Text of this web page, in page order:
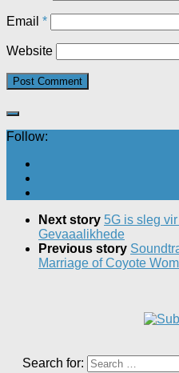
Email *
Website
Follow:
Next story 5G is sleg
Gevaaalikhede
Previous story
Marriage of Coyote
Search for: